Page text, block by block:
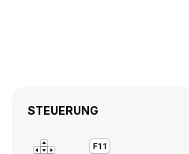
STEUERUNG